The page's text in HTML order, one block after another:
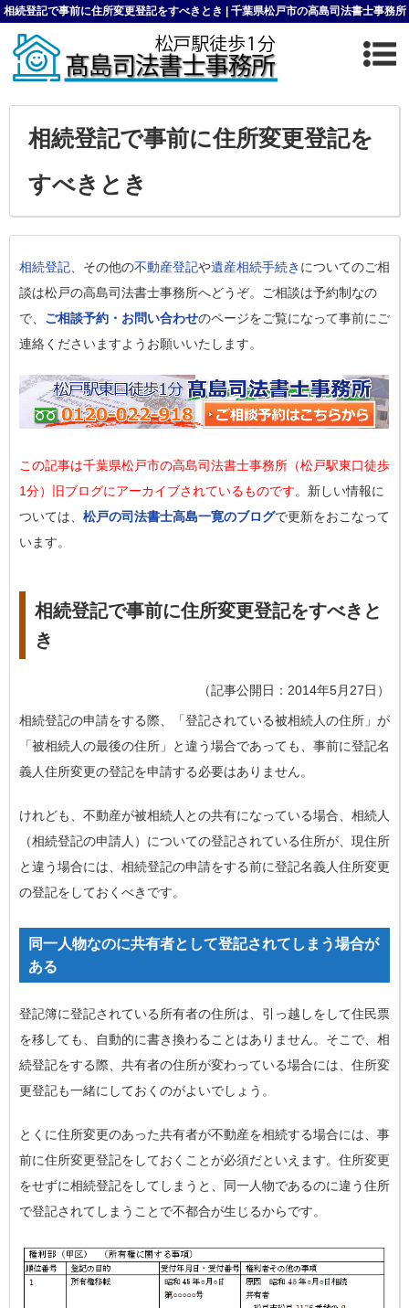
相続登記で事前に住所変更登記をすべきとき | 千葉県松戸市の高島司法書士事務所
相続登記で事前に住所変更登記を
すべきとき
相続登記 、その他の不動産登記や遺産相続手続き についてのご相
談は松戸の高島司法書士事務所へどうぞ。ご相談は予約制なの
で、 ご相談予約・お問い合わせのページをご覧になって事前にご
連絡くださいますようお願いいたします。
この記事は千葉県松戸市の高島司法書士事務所（松戸駅東口徒歩
1分）旧ブログにアーカイブされているものです。新しい情報に
ついては、 松戸の司法書士高島一寛のブログで更新をおこなって
います。
相続登記で事前に住所変更登記をすべきと
き
（記事公開日：2014年5月27日）
相続登記の申請をする際、「登記されている被相続人の住所」が
「被相続人の最後の住所」と違う場合であっても、事前に登記名
義人住所変更の登記を申請する必要はありません。
けれども、不動産が被相続人との共有になっている場合、相続人
（相続登記の申請人）についての登記されている住所が、現住所
と違う場合には、相続登記の申請をする前に登記名義人住所変更
の登記をしておくべきです。
同一人物なのに共有者として登記されてしまう場合が
ある
登記簿に登記されている所有者の住所は、引っ越しをして住民票
を移しても、自動的に書き換わることはありません。そこで、相
続登記をする際、共有者の住所が変わっている場合には、住所変
更登記も一緒にしておくのがよいでしょう。
とくに住所変更のあった共有者が不動産を相続する場合には、事
前に住所変更登記をしておくことが必須だといえます。住所変更
をせずに相続登記をしてしまうと、同一人物であるのに違う住所
で登記されてしまうことで不都合が生じるからです。